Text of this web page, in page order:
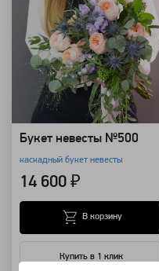
Букет невесты №500
каскадный букет невесты
14 600 ₽
Купить в 1 клик
В корзину